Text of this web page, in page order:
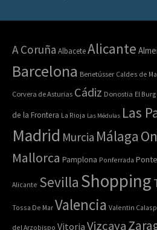
A Coruña AlbaceteAlicante
Barcelona Benetússer Caldes de
Corvera de Asturias Cádiz Donostia El
de la Frontera La Rioja Las Médulas Las
Madrid Murcia Málaga
Mallorca Pamplona Ponferrada
Alicante Sevilla Shopping
Tossa De Mar Valencia Valentin
del Arzobispo Vitoria Vizcaya